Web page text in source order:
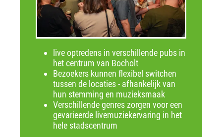
live optredens in verschillende pubs in
het centrum van Bocholt
Bezoekers kunnen flexibel switchen
tussen de locaties - afhankelijk van
hun stemming en muzieksmaak
Verschillende genres zorgen voor een
gevarieerde livemuziekervaring in het
hele stadscentrum